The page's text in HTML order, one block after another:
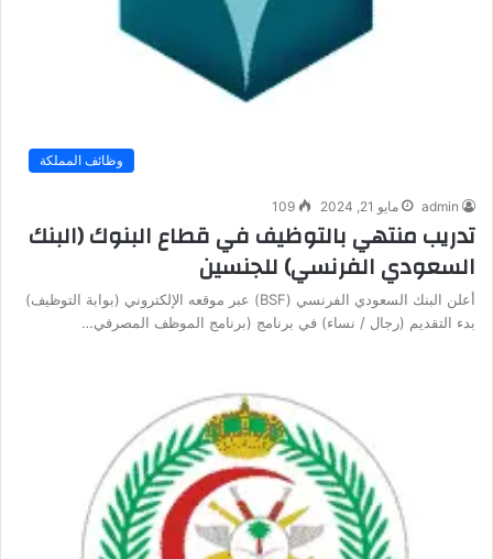
وظائف المملكة
admin مايو 21, 2024 109
تدريب منتهي بالتوظيف في قطاع البنوك (البنك
السعودي الفرنسي) للجنسين
أعلن البنك السعودي الفرنسي (BSF) عبر موقعه الإلكتروني (بوابة التوظيف)
بدء التقديم (رجال / نساء) في برنامج (برنامج الموظف المصرفي…